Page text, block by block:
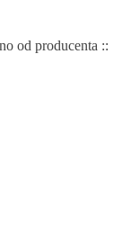
od producenta ::